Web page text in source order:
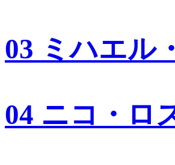
03 ミハエル
04 ニコ・ロ